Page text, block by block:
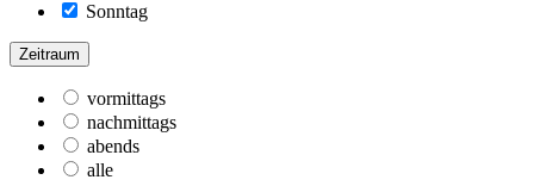
Sonntag
Zeitraum
vormittags
nachmittags
abends
alle